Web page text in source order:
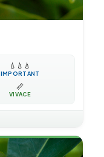
💧 💧 💧
IMPORTANT
📏
VIVACE